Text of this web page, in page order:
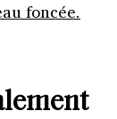
foncée.